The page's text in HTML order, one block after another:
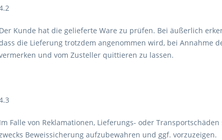
Der Kunde hat die gelieferte Ware zu prüfen. Bei äußerlich
die Lieferung trotzdem angenommen wird, bei Annahme
und vom Zusteller quittieren zu lassen.
Im Falle von Reklamationen, Lieferungs- oder
Beweissicherung aufzubewahren und ggf. vorzuzeigen.